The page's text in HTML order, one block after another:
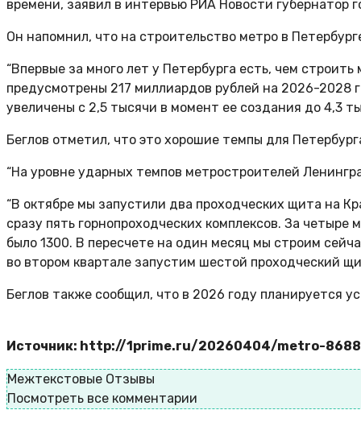
времени, заявил в интервью РИА Новости губернатор
Он напомнил, что на строительство метро в
“Впервые за много лет у Петербурга есть, чем
предусмотрены 217 миллиардов рублей на 2026-2028
увеличены с 2,5 тысячи в момент ее создания до 4,3
Беглов отметил, что это хорошие темпы для
“На уровне ударных темпов метростроителей
“В октябре мы запустили два проходческих щита на
сразу пять горнопроходческих комплексов. За
было 1300. В пересчете на один месяц мы строим
во втором квартале запустим шестой проходческий
Беглов также сообщил, что в 2026 году планируется
Источник: http://1prime.ru/20260404/metro-
Межтекстовые Отзывы
Посмотреть все комментарии